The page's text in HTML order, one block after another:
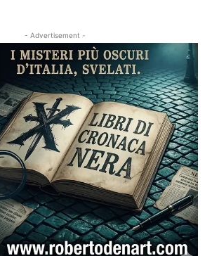
- Advertisement -